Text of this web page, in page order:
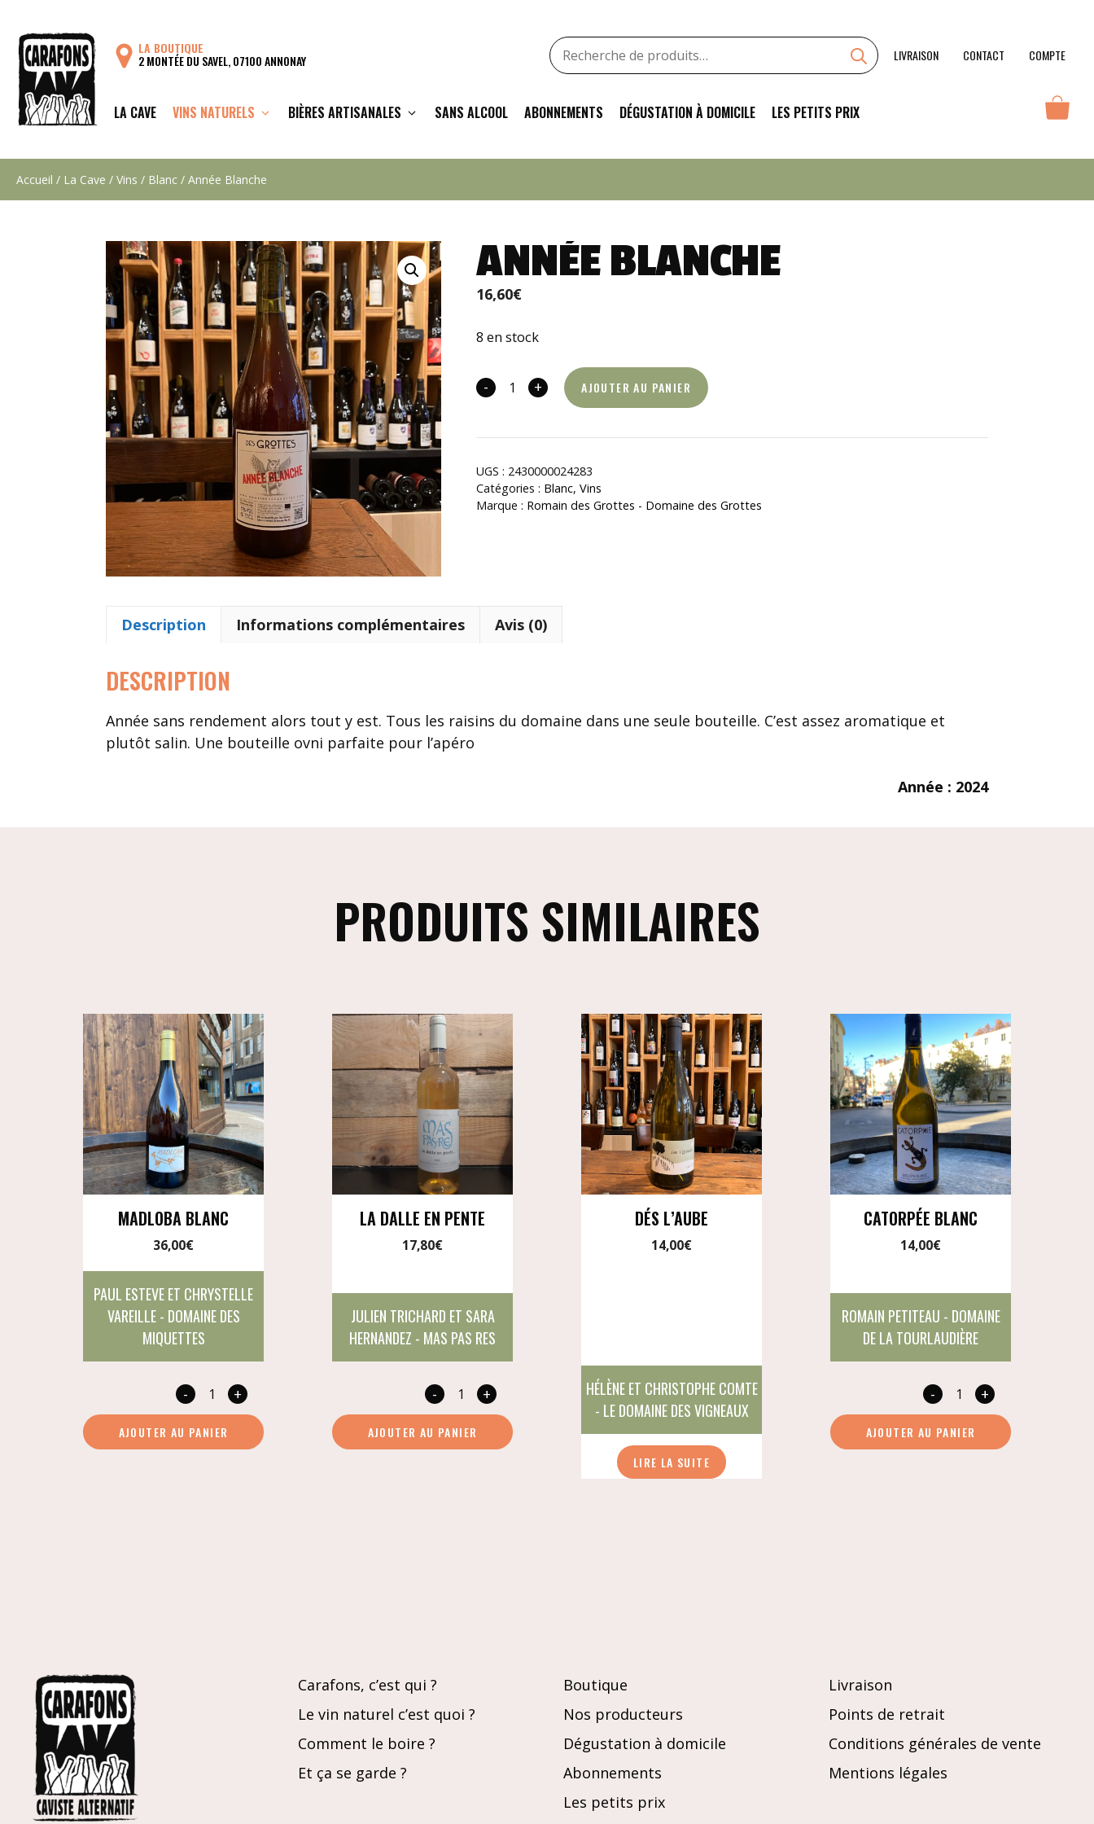
contenu
LA CAVE VINS NATURELS BIÈRES ARTISANALES SANS ALCOOL ABONNEMENTS DÉGUSTATION À DOMICILE LES PETITS PRIX
LIVRAISON CONTACT COMPTE
LA BOUTIQUE
2 MONTÉE DU SAVEL, 07100 ANNONAY
Recherche
pour
Accueil / La Cave / Vins / Blanc / Année Blanche
ANNÉE BLANCHE
16,60€
8 en stock
-
quantité
Année
Blanche
+ AJOUTER AU PANIER
UGS : 2430000024283
Catégories : Blanc,Vins
Marque : Romain des Grottes - Domaine des Grottes
Description Informations complémentaires Avis (0)
DESCRIPTION
Année sans rendement alors tout y est. Tous les raisins du domaine dans une seule bouteille. C’est assez aromatique et
plutôt salin. Une bouteille ovni parfaite pour l’apéro
Année : 2024
PRODUITS SIMILAIRES
MADLOBA BLANC
36,00€
PAUL ESTEVE ET CHRYSTELLE
VAREILLE - DOMAINE DES
MIQUETTES
-
quantité
de
Madloba
+
AJOUTER AU PANIER
LA DALLE EN PENTE
17,80€
JULIEN TRICHARD ET SARA
HERNANDEZ - MAS PAS RES
-
quantité
de
La
+
AJOUTER AU PANIER
DÉS L’AUBE
14,00€
HÉLÈNE ET CHRISTOPHE COMTE
- LE DOMAINE DES VIGNEAUX
LIRE LA SUITE
CATORPÉE BLANC
14,00€
ROMAIN PETITEAU - DOMAINE
DE LA TOURLAUDIÈRE
-
quantité
de
Catorpée
+
AJOUTER AU PANIER
Carafons, c’est qui ?
Le vin naturel c’est quoi ?
Comment le boire ?
Et ça se garde ?
Boutique
Nos producteurs
Dégustation à domicile
Abonnements
Les petits prix
Livraison
Points de retrait
Conditions générales de vente
Mentions légales